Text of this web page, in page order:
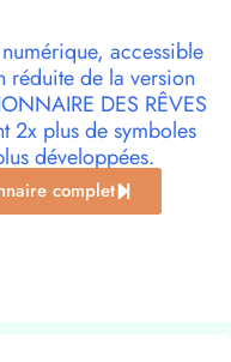
accessible
réduite de la version
DES RÊVES
2x plus de symboles
développées.
complet